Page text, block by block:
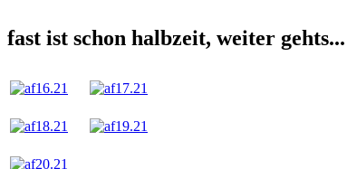
fast ist schon halbzeit, weiter gehts...